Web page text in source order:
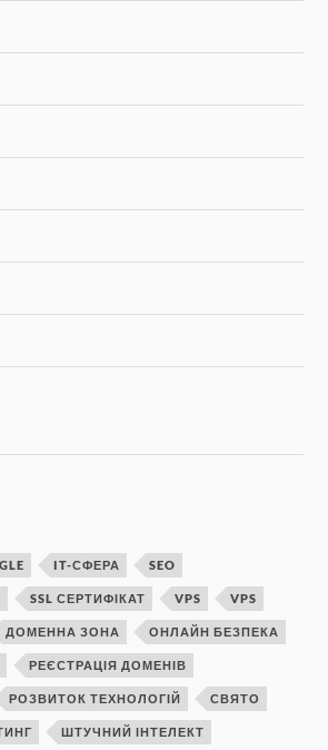
IT-СФЕРА SEO
SSL СЕРТИФІКАТ VPS VPS
ДОМЕННА ЗОНА ОНЛАЙН БЕЗПЕКА
РЕЄСТРАЦІЯ ДОМЕНІВ
РОЗВИТОК ТЕХНОЛОГІЙ СВЯТО
ШТУЧНИЙ ІНТЕЛЕКТ